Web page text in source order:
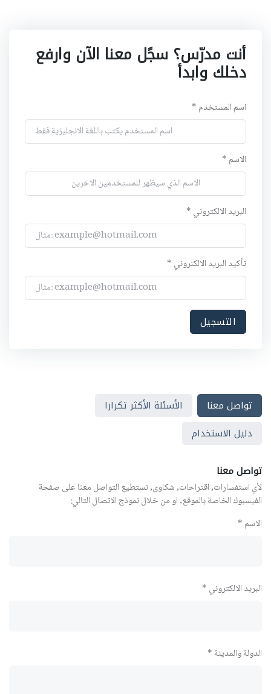
أنت مدرّس؟ سجًل معنا الآن وارفع
دخلك وابدأ
اسم المستخدم *
الاسم *
البريد الالكتروني *
تأكيد البريد الالكنروني *
تواصل معنا
الأسئلة الأكثر تكرارا
دليل الاستخدام
تواصل معنا
لأي استفسارات, اقتراحات, شكاوى, تستطيع التواصل معنا على صفحة
الفيسبوك الخاصة بالموقع, او من خلال نموذج الاتصال التالي:
الاسم *
البريد الالكتروني *
الدولة والمدينة *